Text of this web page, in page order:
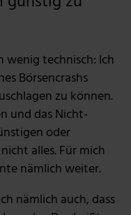
und Anzeigen zu
Medien anbieten
zu
an unsere Partner
weiter.
zusammen, die du
im Rahmen deiner
technisch: Ich
Börsencrashs
zu können.
und das Nicht-
oder
alles. Für mich
nämlich weiter.
nämlich auch, dass